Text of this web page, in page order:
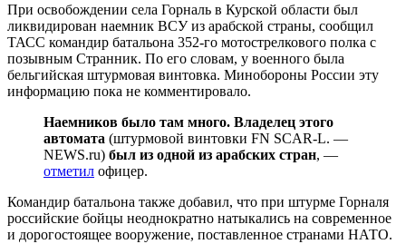
При освобождении села Горналь в Курской области был
ликвидирован наемник ВСУ из арабской страны, сообщил
ТАСС командир батальона 352-го мотострелкового полка с
позывным Странник. По его словам, у военного была
бельгийская штурмовая винтовка. Минобороны России эту
информацию пока не комментировало.
Наемников было там много. Владелец этого
автомата (штурмовой винтовки FN SCAR-L. —
NEWS.ru) был из одной из арабских стран, —
отметил офицер.
Командир батальона также добавил, что при штурме Горналя
российские бойцы неоднократно натыкались на современное
и дорогостоящее вооружение, поставленное странами НАТО.